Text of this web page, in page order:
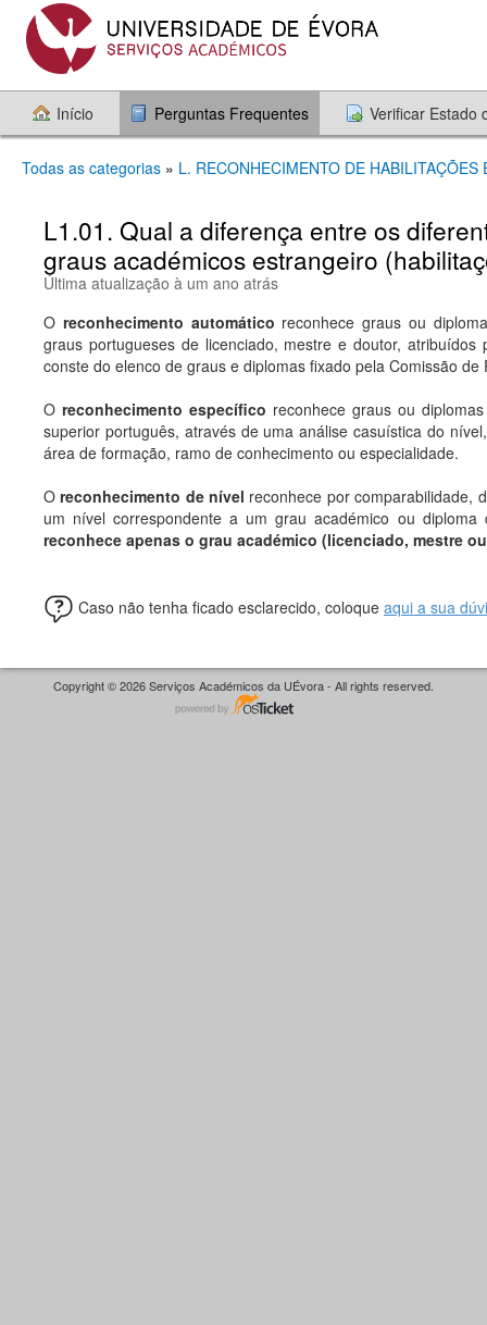
Início Perguntas Frequentes Verificar Estado
Todas as categorias » L. RECONHECIMENTO DE HABILITAÇÕES
L1.01. Qual a diferença entre os
graus académicos estrangeiro
Última atualização à um ano atrás
O reconhecimento automático reconhece graus ou
graus portugueses de licenciado, mestre e doutor,
conste do elenco de graus e diplomas fixado pela Comissão
O reconhecimento específico reconhece graus ou
superior português, através de uma análise casuística do
área de formação, ramo de conhecimento ou especialidade.
Oreconhecimento de nível reconhece por comparabilidade,
um nível correspondente a um grau académico ou
reconhece apenas o grau académico (licenciado, mestre
Caso não tenha ficado esclarecido, coloque aqui a sua
Copyright © 2026 Serviços Académicos da UÉvora - All rights reserved.